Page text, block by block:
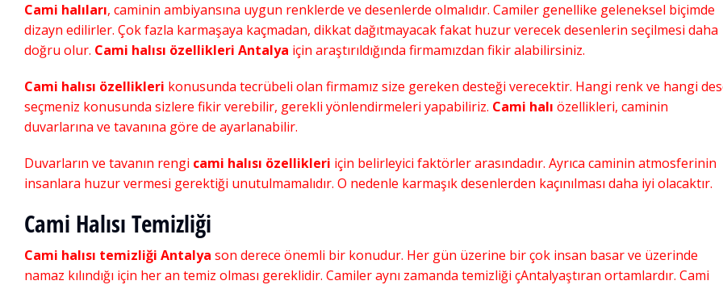
Cami halıları, caminin ambiyansına uygun renklerde ve desenlerde olmalıdır. Camiler genellike geleneksel biçimde
dizayn edilirler. Çok fazla karmaşaya kaçmadan, dikkat dağıtmayacak fakat huzur verecek desenlerin seçilmesi daha
doğru olur. Cami halısı özellikleri Antalya için araştırıldığında firmamızdan fikir alabilirsiniz.
Cami halısı özellikleri konusunda tecrübeli olan firmamız size gereken desteği verecektir. Hangi renk ve hangi
seçmeniz konusunda sizlere fikir verebilir, gerekli yönlendirmeleri yapabiliriz. Cami halı özellikleri, caminin
duvarlarına ve tavanına göre de ayarlanabilir.
Duvarların ve tavanın rengi cami halısı özellikleri için belirleyici faktörler arasındadır. Ayrıca caminin atmosferinin
insanlara huzur vermesi gerektiği unutulmamalıdır. O nedenle karmaşık desenlerden kaçınılması daha iyi olacaktır.
Cami Halısı Temizliği
Cami halısı temizliği Antalya son derece önemli bir konudur. Her gün üzerine bir çok insan basar ve üzerinde
namaz kılındığı için her an temiz olması gereklidir. Camiler aynı zamanda temizliği çAntalyaştıran ortamlardır. Cami
Kaliteli Cami Halısı,Ucuz Cami Halıları,
Ucuz Cami Halısı
Şubat 21, 2020
Kaliteli Cami Halısı, Ucuz Cami Halıları,
Ucuz Cami Halısı
Şubat 21, 2020